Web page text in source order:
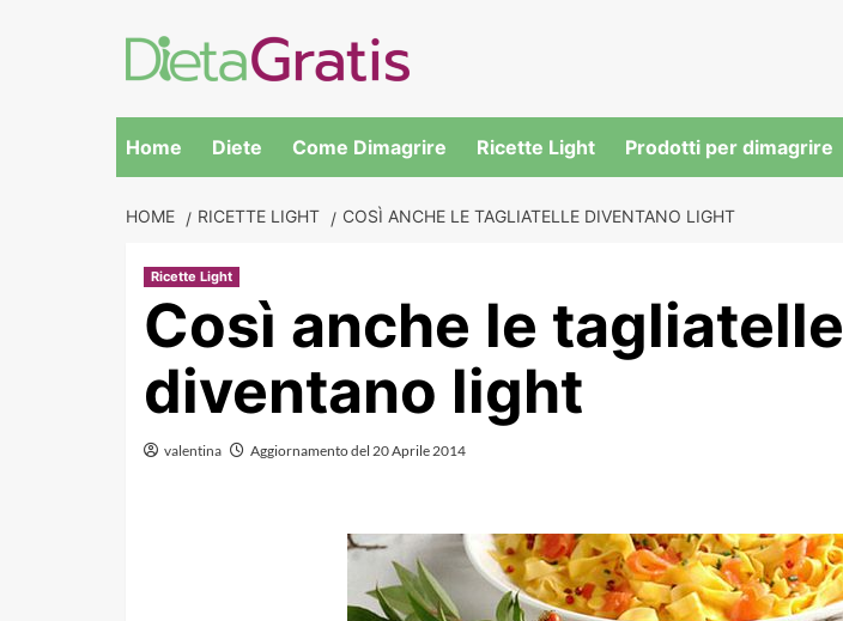
to
content
Home Diete Come Dimagrire Ricette Light Prodotti per dimagrire
HOME RICETTE LIGHT COSÌ ANCHE LE TAGLIATELLE DIVENTANO LIGHT
Ricette Light
Così anche le tagliatelle
diventano light
valentina Aggiornamento del 20 Aprile 2014